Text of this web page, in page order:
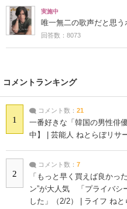
実施中
唯一無二の歌声だと思う
回答数：8073
コメントランキング
1
コメント数： 21
一番好きな「韓国の男性俳
中】 | 芸能人 ねとらぼリサ
2
コメント数： 7
「もっと早く買えば良か
ン”が大人気 「プライバシ
した」（2/2） | ライフ ね